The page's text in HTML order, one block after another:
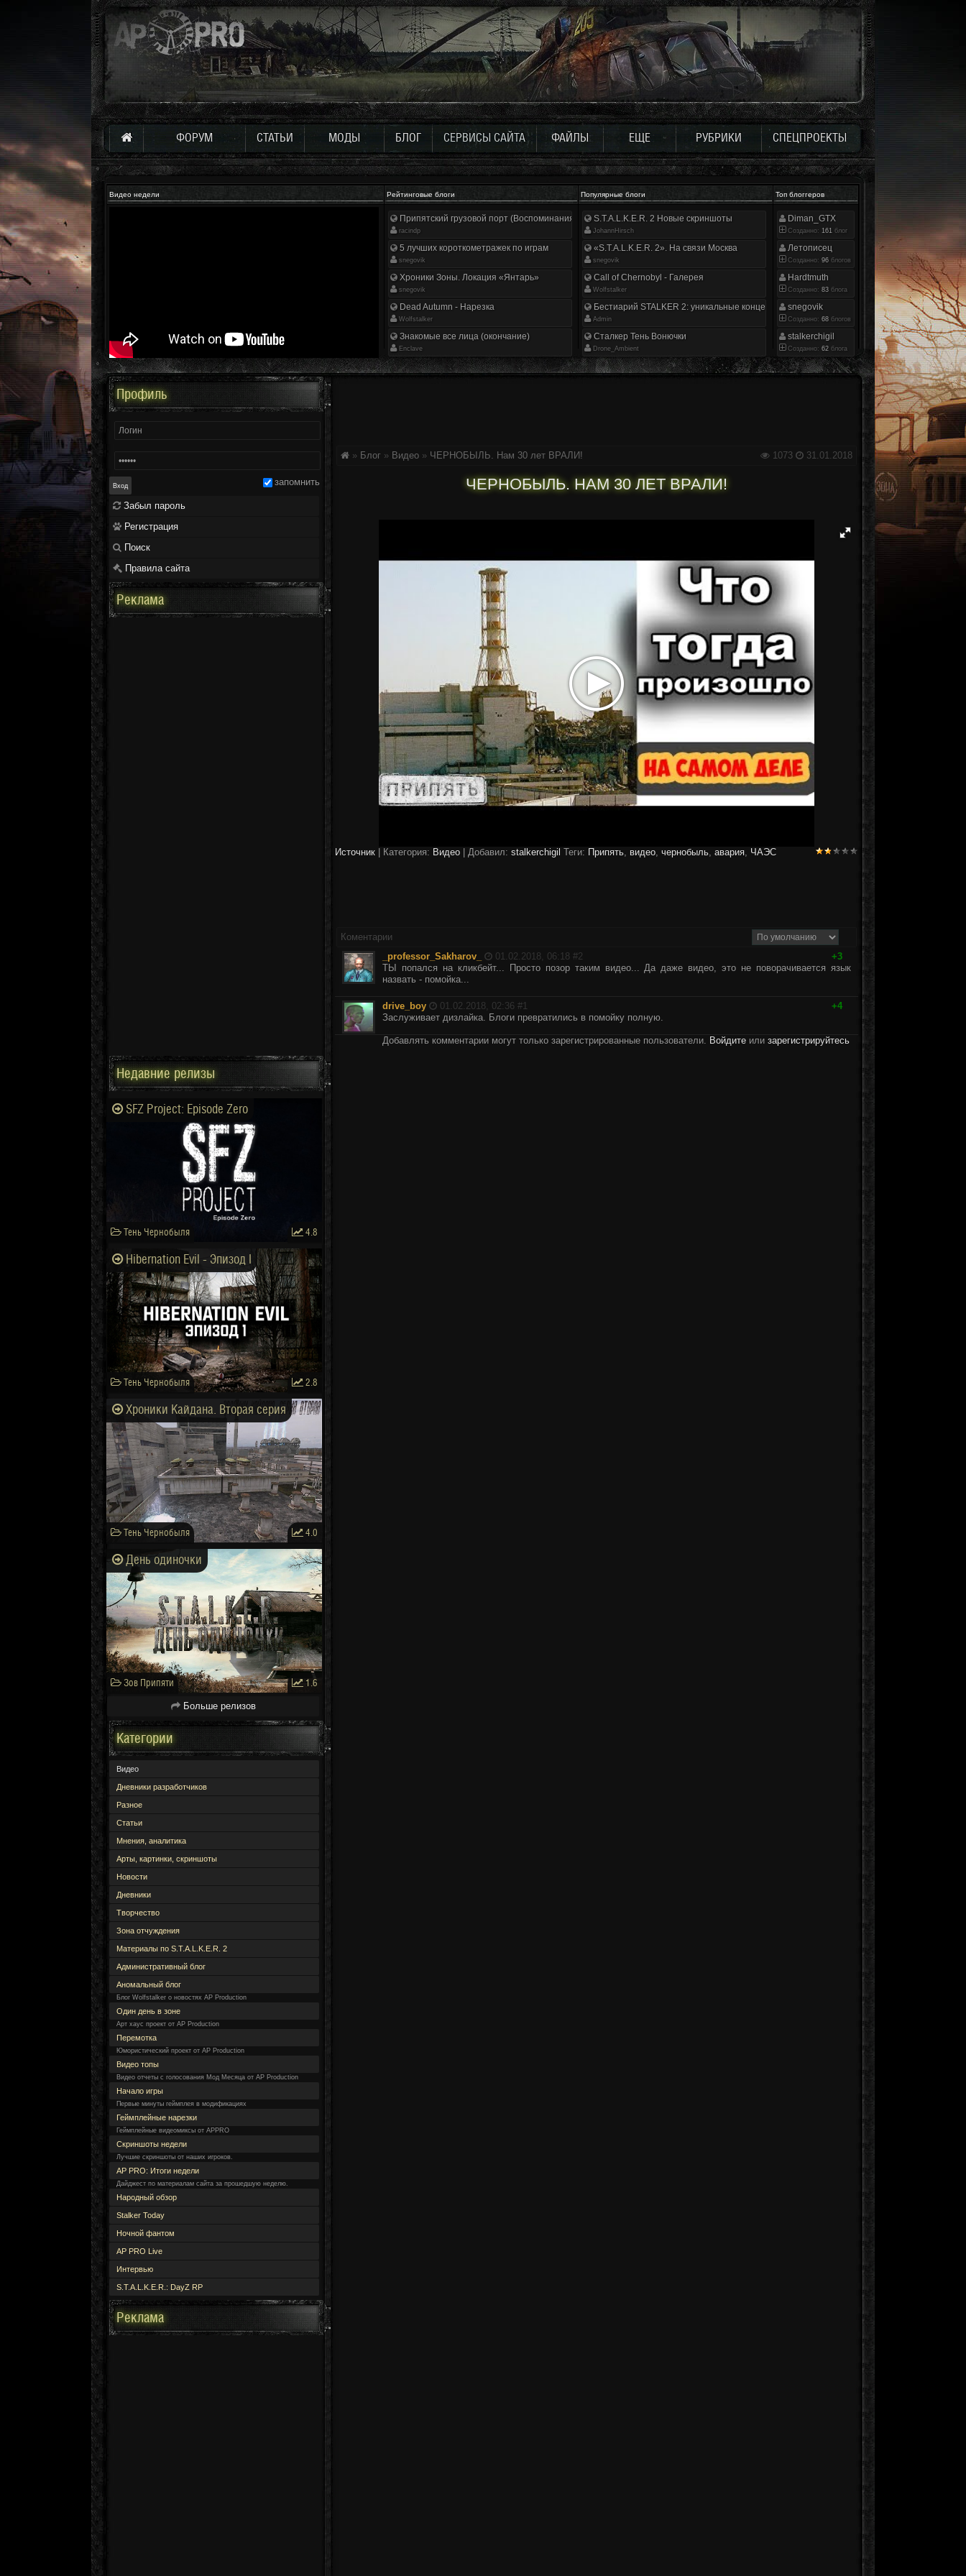
ФОРУМ СТАТЬИ МОДЫ БЛОГ СЕРВИСЫ САЙТА ФАЙЛЫ ЕЩЕ РУБРИКИ СПЕЦПРОЕКТЫ
Видео недели Рейтинговые блоги Популярные блоги Топ блоггеров
Припятский грузовой порт (Воспоминания ликвидатора)
racindp
5 лучших короткометражек по играм
snegovik
Хроники Зоны. Локация «Янтарь»
snegovik
Dead Autumn - Нарезка
Wolfstalker
Знакомые все лица (окончание)
Enclave
S.T.A.L.K.E.R. 2 Новые скриншоты
JohannHirsch
«S.T.A.L.K.E.R. 2». На связи Москва
snegovik
Call of Chernobyl - Галерея
Wolfstalker
Бестиарий STALKER 2: уникальные концепт-арты
Аdmin
Сталкер Тень Вонючки
Drone_Ambient
Diman_GTX
Созданно: 161 блог
Летописец
Созданно: 96 блогов
Hardtmuth
Созданно: 83 блога
snegovik
Созданно: 68 блогов
stalkerchigil
Созданно: 62 блога
1073 31.01.2018
» Блог » Видео » ЧЕРНОБЫЛЬ. Нам 30 лет ВРАЛИ!
ЧЕРНОБЫЛЬ. НАМ 30 ЛЕТ ВРАЛИ!
Источник Категория: Видео | Добавил: stalkerchigil Теги: Припять, видео, чернобыль, авария, ЧАЭС
Коментарии
_professor_Sakharov_
01.02.2018, 06:18 #2
+3
ТЫ попался на кликбейт... Просто позор таким видео... Да даже видео, это не поворачивается язык
назвать - помойка...
drive_boy 01.02.2018, 02:36 #1
+4
Заслуживает дизлайка. Блоги превратились в помойку полную.
Добавлять комментарии могут только зарегистрированные пользователи. Войдите или зарегистрируйтесь
Профиль
запомнить
Забыл пароль
Регистрация
Поиск
Правила сайта
Реклама
Недавние релизы
SFZ Project: Episode Zero
Тень Чернобыля 4.8
Hibernation Evil - Эпизод I
Тень Чернобыля 2.8
Хроники Кайдана. Вторая серия
Тень Чернобыля 4.0
День одиночки
Зов Припяти 1.6
Больше релизов
Категории
Видео
Дневники разработчиков
Разное
Статьи
Мнения, аналитика
Арты, картинки, скриншоты
Новости
Дневники
Творчество
Зона отчуждения
Материалы по S.T.A.L.K.E.R. 2
Административный блог
Аномальный блог
Блог Wolfstalker о новостях AP Production
Один день в зоне
Арт хаус проект от AP Production
Перемотка
Юмористический проект от AP Production
Видео топы
Видео отчеты с голосования Мод Месяца от AP Production
Начало игры
Первые минуты геймплея в модификациях
Геймплейные нарезки
Геймплейные видеомиксы от APPRO
Скриншоты недели
Лучшие скриншоты от наших игроков.
AP PRO: Итоги недели
Дайджест по материалам сайта за прошедшую неделю.
Народный обзор
Stalker Today
Ночной фантом
AP PRO Live
Интервью
S.T.A.L.K.E.R.: DayZ RP
Реклама